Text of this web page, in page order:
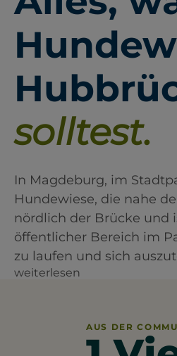
solltest.
In Magdeburg, im
Hundewiese, die nahe
nördlich der Brücke und
öffentlicher Bereich im
zu laufen und sich
weiterlesen
AUS DER